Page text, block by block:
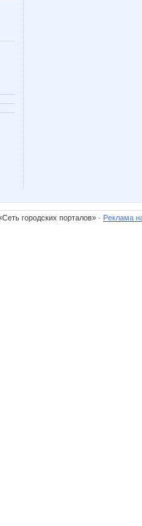
городских порталов» · Реклама